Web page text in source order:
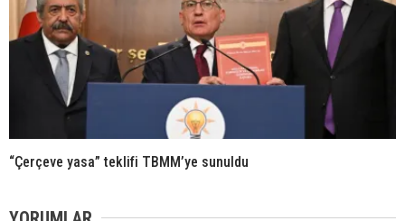
“Çerçeve yasa” teklifi TBMM’ye sunuldu